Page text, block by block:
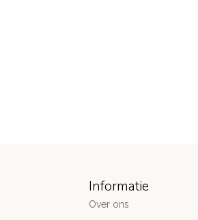
Informatie
Over ons